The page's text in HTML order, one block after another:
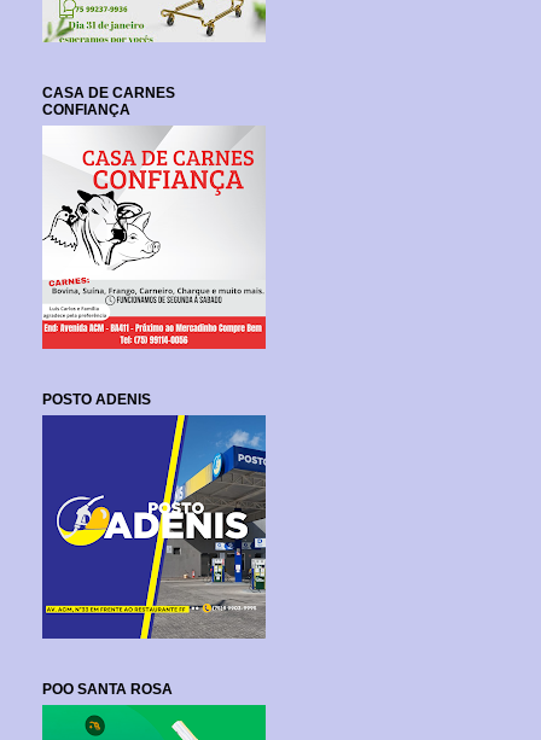
CASA DE CARNES
CONFIANÇA
POSTO ADENIS
POO SANTA ROSA